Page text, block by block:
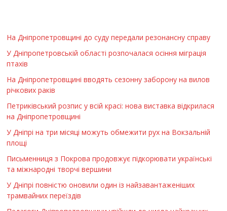
На Дніпропетровщині до суду передали резонансну справу
У Дніпропетровській області розпочалася осіння міграція
птахів
На Дніпропетровщині вводять сезонну заборону на вилов
річкових раків
Петриківський розпис у всій красі: нова виставка відкрилася
на Дніпропетровщині
У Дніпрі на три місяці можуть обмежити рух на Вокзальній
площі
Письменниця з Покрова продовжує підкорювати українські
та міжнародні творчі вершини
У Дніпрі повністю оновили один із найзавантаженіших
трамвайних переїздів